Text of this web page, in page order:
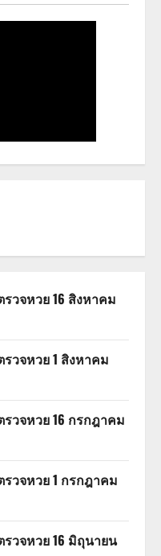
วจหวย 16 สิงหาคม
วจหวย 1 สิงหาคม
วจหวย 16 กรกฎาคม
วจหวย 1 กรกฎาคม
วจหวย 16 มิถุนายน